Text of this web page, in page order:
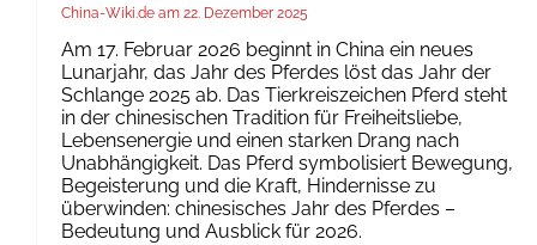
China-Wiki.de 22. Dezember 2025
Am 17. Februar 2026 beginnt in China ein neues
Lunarjahr, das Jahr des Pferdes löst das Jahr der
Schlange 2025 ab. Das Tierkreiszeichen Pferd steht
in der chinesischen Tradition für Freiheitsliebe,
Lebensenergie und einen starken Drang nach
Unabhängigkeit. Das Pferd symbolisiert Bewegung,
Begeisterung und die Kraft, Hindernisse zu
überwinden: chinesisches Jahr des Pferdes –
Bedeutung und Ausblick für 2026.